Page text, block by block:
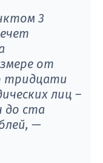
3
от
тридцати
лиц –
до ста
—